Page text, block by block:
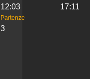
12:03 17:11
Partenze
3